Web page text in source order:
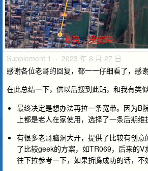
Supplement 1 · 2023 年 8 月 27 日
感谢各位老哥的回复，都一一仔细看了，感
在此总结一下，供以后搜到此贴，和我有类
最终决定是想办法再拉一条宽带。因为B
上都是老人在家使用，选择了一条后期维
有很多老哥脑洞大开，提供了比较有创
了比较geek的方案，如TR069，后来的V
往下拉参考一下，如果折腾成功的话，不